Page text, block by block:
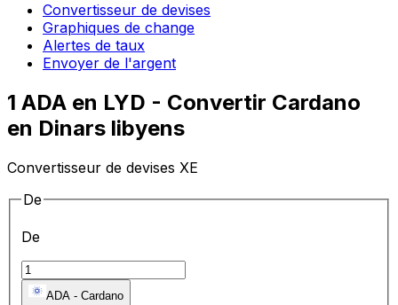
Convertisseur de devises
Graphiques de change
Alertes de taux
Envoyer de l'argent
1 ADA en LYD - Convertir Cardano
en Dinars libyens
Convertisseur de devises XE
De
De
ADA - Cardano